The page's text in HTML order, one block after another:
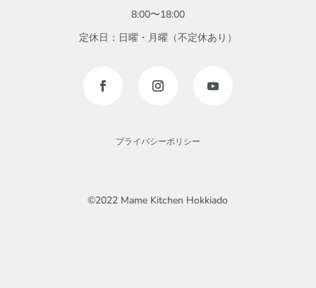
8:00〜18:00
定休日：日曜・月曜（不定休あり）
プライバシーポリシー
©2022 Mame Kitchen Hokkiado